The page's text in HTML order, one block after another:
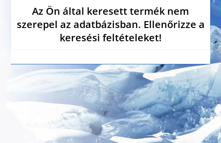
Az Ön által keresett termék nem
szerepel az adatbázisban. Ellenőrizze a
keresési feltételeket!